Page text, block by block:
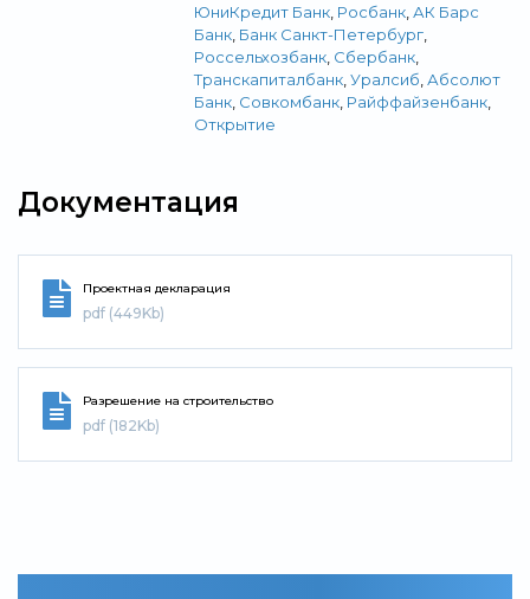
ЮниКредит Банк Росбанк ,АК Барс
Банк Банк Санкт-Петербург
Россельхозбанк Сбербанк
Транскапиталбанк ,Уралсиб ,Абсолют
Банк Совкомбанк Райффайзенбанк
Открытие
Документация
Проектная декларация
pdf (449Kb)
Разрешение на строительство
pdf (182Kb)